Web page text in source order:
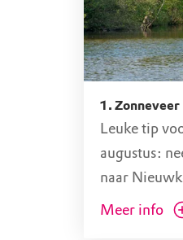
(ZH)
1. Zonneveer
Leuke tip
augustus:
naar
energie,
Meer info